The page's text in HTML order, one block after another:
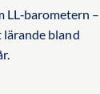
–
lärande bland